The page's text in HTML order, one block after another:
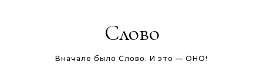
Слово
Вначале было Слово. И это — ОНО!